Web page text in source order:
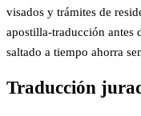
visados y trámites de
apostilla-traducción antes
saltado a tiempo ahorra
Traducción